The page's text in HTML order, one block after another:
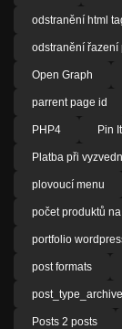
odstranění html
odstranění řazení
Open Graph
parrent page id
PHP4 Pin
Platba při
plovoucí menu
počet produktů
portfolio
post formats
Posts 2 posts